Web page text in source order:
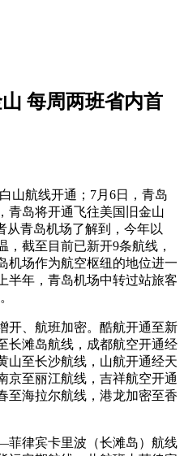
每周两班省内首
航线开通；7月6日，青岛
青岛将开通飞往美国旧金山
青岛机场了解到，今年以
截至目前已新开9条航线，
机场作为航空枢纽的地位进一
半年，青岛机场中转过站旅客
、航班加密。酷航开通至新
长滩岛航线，成都航空开通经
山至长沙航线，山航开通经天
京至丽江航线，吉祥航空开通
至海拉尔航线，港龙加密至香
律宾卡里波（长滩岛）航线